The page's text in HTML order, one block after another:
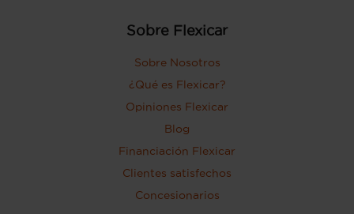
Sobre Flexicar
Sobre Nosotros
¿Qué es Flexicar?
Opiniones Flexicar
Blog
Financiación Flexicar
Clientes satisfechos
Concesionarios